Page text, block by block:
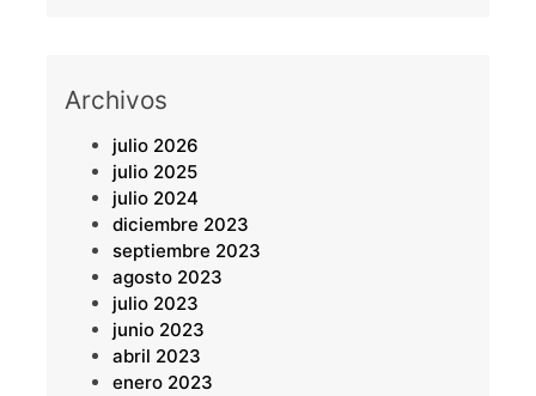
Archivos
julio 2026
julio 2025
julio 2024
diciembre 2023
septiembre 2023
agosto 2023
julio 2023
junio 2023
abril 2023
enero 2023